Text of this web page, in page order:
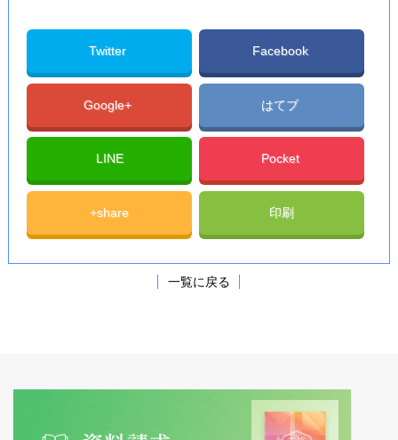
Twitter Facebook
Google+ はてブ
LINE Pocket
+share 印刷
一覧に戻る